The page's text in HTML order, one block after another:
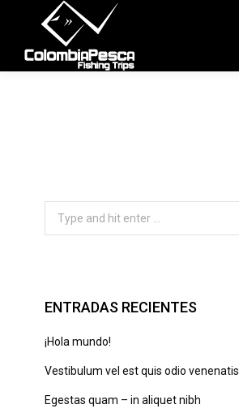
Search:
ENTRADAS RECIENTES
¡Hola mundo!
Vestibulum vel est quis odio venenatis
Egestas quam – in aliquet nibh